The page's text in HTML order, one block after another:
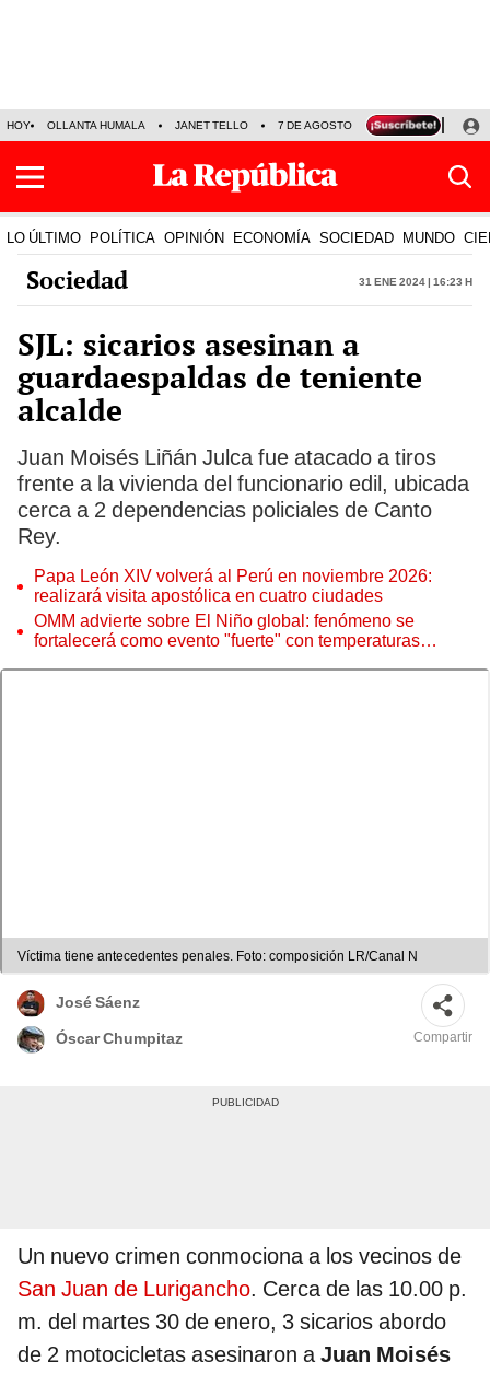
HOY OLLANTA HUMALA JANET TELLO 7 DE AGOSTO TINKA RESULTADOS
LO ÚLTIMO POLÍTICA OPINIÓN ECONOMÍA SOCIEDAD MUNDO
Sociedad 31 Ene 2024 | 16:23 h
SJL: sicarios asesinan a
guardaespaldas de teniente
alcalde
Juan Moisés Liñán Julca fue atacado a tiros
frente a la vivienda del funcionario edil, ubicada
cerca a 2 dependencias policiales de Canto
Rey.
Papa León XIV volverá al Perú en noviembre 2026:
realizará visita apostólica en cuatro ciudades
OMM advierte sobre El Niño global: fenómeno se
fortalecerá como evento "fuerte" con temperaturas
Víctima tiene antecedentes penales. Foto: composición LR/Canal N
José Sáenz
Óscar Chumpitaz Compartir
Un nuevo crimen conmociona a los vecinos de
San Juan de Lurigancho. Cerca de las 10.00 p.
m. del martes 30 de enero, 3 sicarios abordo
de 2 motocicletas asesinaron aJuan Moisés